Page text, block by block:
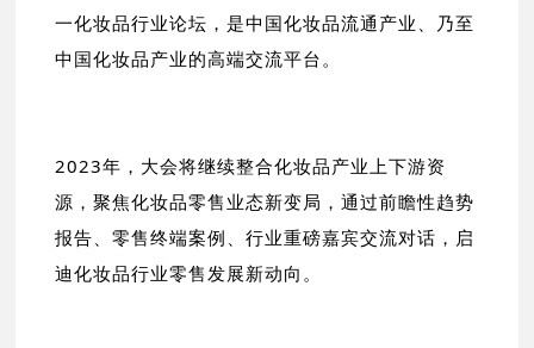
一化妆品行业论坛，是中国化妆品流通产业、乃至
中国化妆品产业的高端交流平台。
2023年，大会将继续整合化妆品产业上下游资
源，聚焦化妆品零售业态新变局，通过前瞻性趋势
报告、零售终端案例、行业重磅嘉宾交流对话，启
迪化妆品行业零售发展新动向。